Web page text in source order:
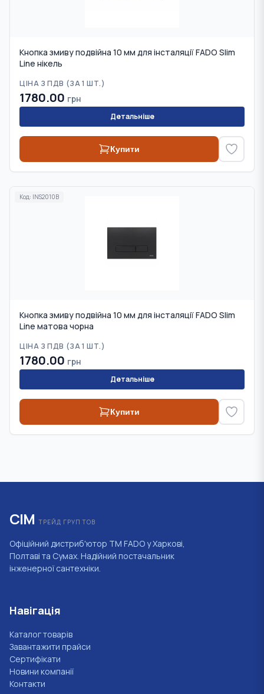
Кнопка змиву подвійна 10 мм для інсталяції FADO Slim
Line нікель
ЦІНА З ПДВ (ЗА 1 ШТ.)
1780.00 грн
Детальніше
Купити
Код: INS2010B
Кнопка змиву подвійна 10 мм для інсталяції FADO Slim
Line матова чорна
ЦІНА З ПДВ (ЗА 1 ШТ.)
1780.00 грн
Детальніше
Купити
СІМ ТРЕЙД ГРУП ТОВ
Офіційний дистриб'ютор ТМ FADO у Харкові,
Полтаві та Сумах. Надійний постачальник
інженерної сантехніки.
Навігація
Каталог товарів
Завантажити прайси
Сертифікати
Новини компанії
Контакти